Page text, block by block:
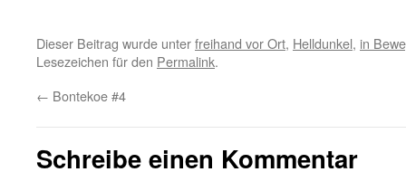
Dieser Beitrag wurde unterfreihand vor Ort, Helldunkel, in
Lesezeichen für den Permalink.
← Bontekoe #4
Schreibe einen Kommentar